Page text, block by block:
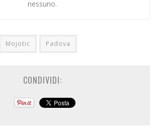
nessuno.
Mojotic Padova
CONDIVIDI: